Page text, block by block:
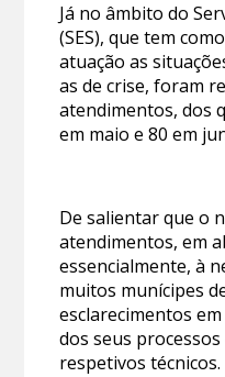
Já no âmbito do
(SES), que tem
atuação as
as de crise, foram
atendimentos, dos
em maio e 80 em
De salientar que o
atendimentos, em
essencialmente, à
muitos munícipes
esclarecimentos
dos seus processos
respetivos técnicos.